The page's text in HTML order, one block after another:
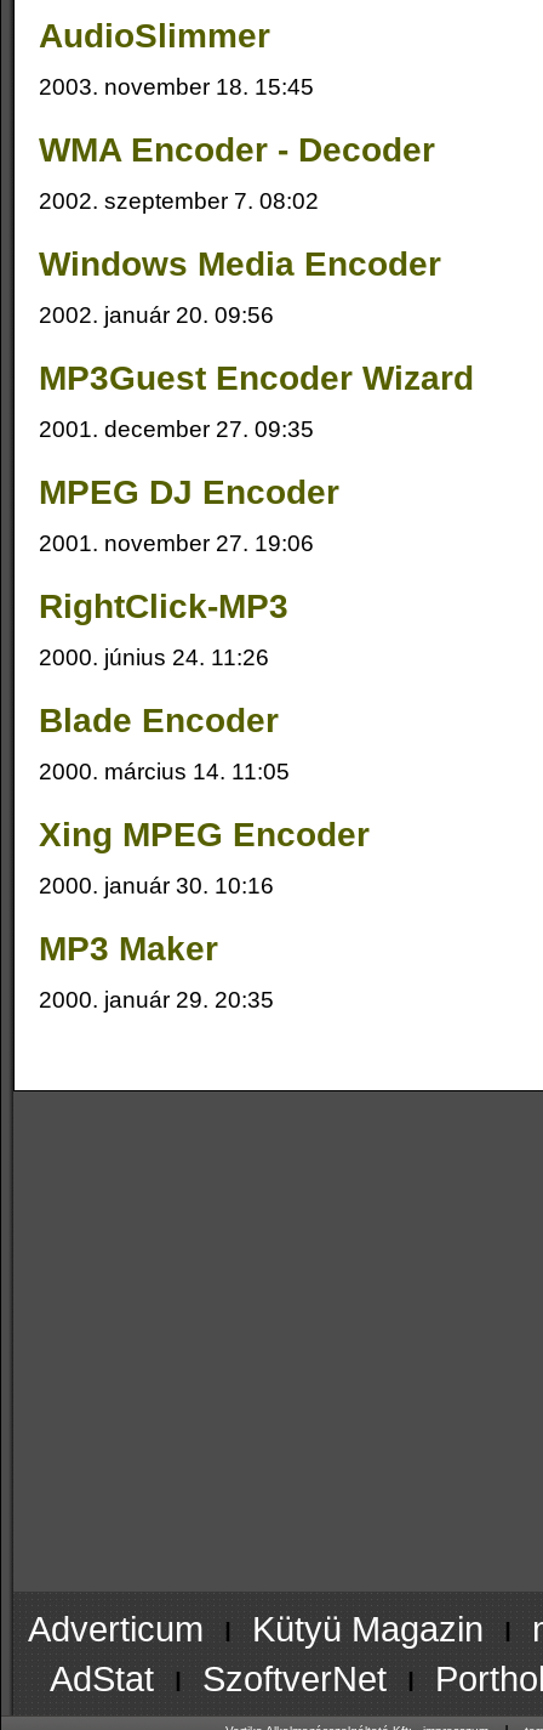
AudioSlimmer
2003. november 18. 15:45
WMA Encoder - Decoder
2002. szeptember 7. 08:02
Windows Media Encoder
2002. január 20. 09:56
MP3Guest Encoder Wizard
2001. december 27. 09:35
MPEG DJ Encoder
2001. november 27. 19:06
RightClick-MP3
2000. június 24. 11:26
Blade Encoder
2000. március 14. 11:05
Xing MPEG Encoder
2000. január 30. 10:16
MP3 Maker
2000. január 29. 20:35
Adverticum ı Kütyü Magazinı
AdStat ıSzoftverNetı